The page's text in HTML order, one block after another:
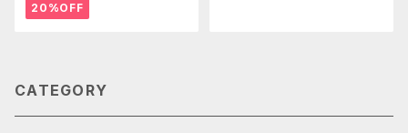
20%OFF
CATEGORY